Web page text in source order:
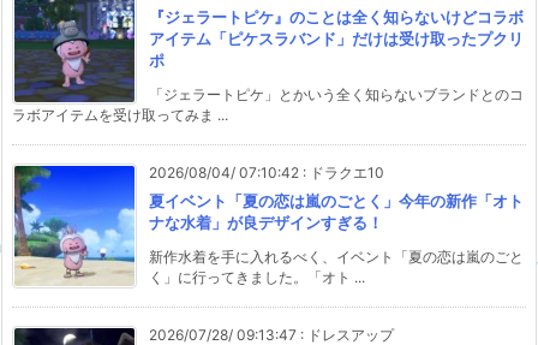
『ジェラートピケ』のことは全く知らないけどコラボ
アイテム「ピケスラバンド」だけは受け取ったプクリ
ポ
「ジェラートピケ」とかいう全く知らないブランドとのコ
ラボアイテムを受け取ってみま ...
2026/08/04/ 07:10:42 : ドラクエ10
夏イベント「夏の恋は嵐のごとく」今年の新作「オト
ナな水着」が良デザインすぎる！
新作水着を手に入れるべく、イベント「夏の恋は嵐のごと
く」に行ってきました。「オト ...
2026/07/28/ 09:13:47 : ドレスアップ